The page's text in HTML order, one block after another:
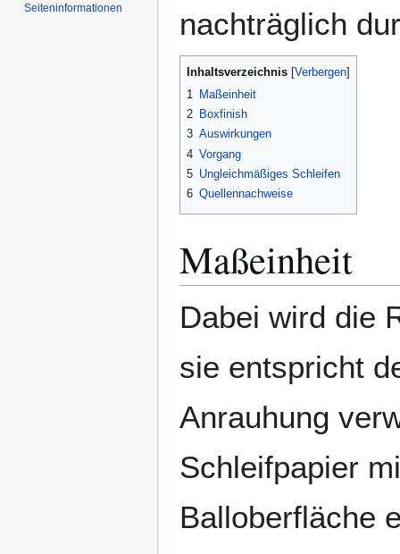
nachträglich
Inhaltsverzeichnis
1
Maßeinheit
2 Boxfinish
3 Auswirkungen
4 Vorgang
5 Ungleichmäßiges Schleifen
6 Quellennachweise
Maßeinheit
Dabei wird die
sie entspricht
Anrauhung
Schleifpapier
Balloberfläche
Seiten­­informationen